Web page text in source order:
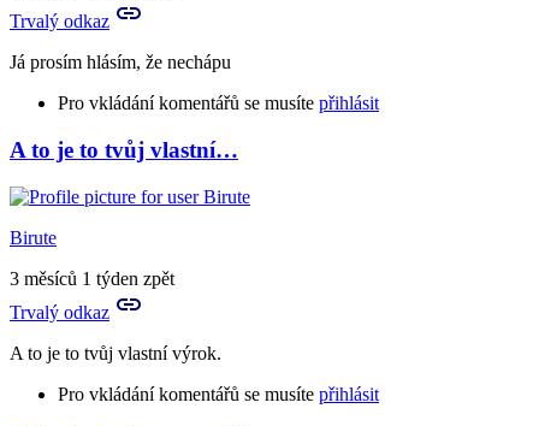
lehké
by
Trvalý odkaz
Já prosím hlásím, že nechápu
Pro vkládání komentářů se musíte přihlásit
A to je to tvůj vlastní…
Birute
3 měsíců 1 týden zpět
Trvalý odkaz
A to je to tvůj vlastní výrok.
Pro vkládání komentářů se musíte přihlásit